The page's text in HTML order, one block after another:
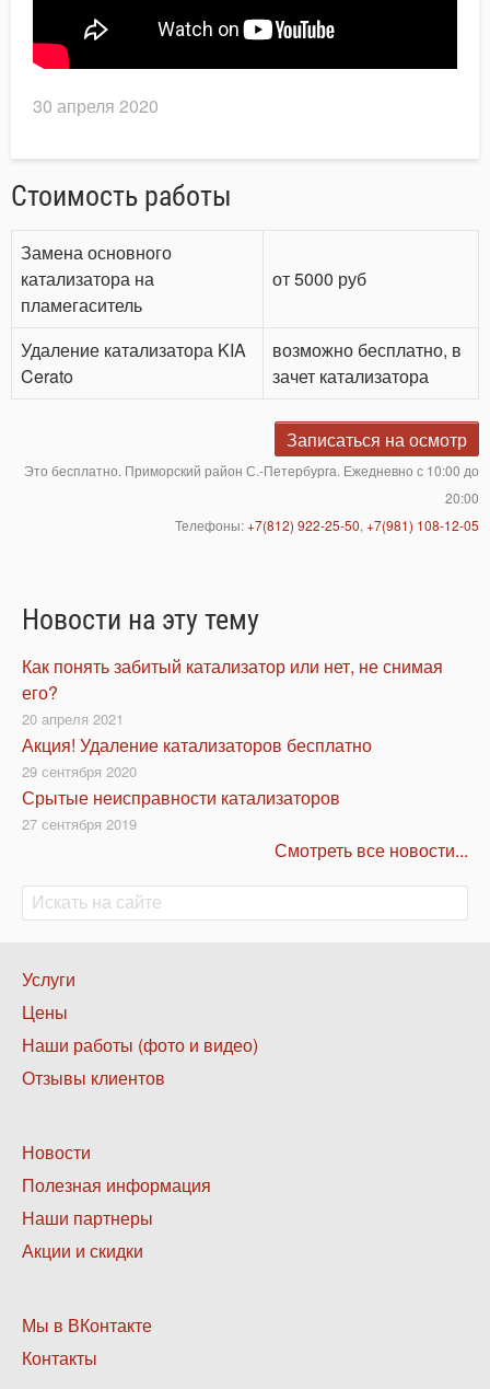
30 апреля 2020
Стоимость работы
Замена основного
катализатора на
пламегаситель
от 5000 руб
Удаление катализатора KIA
Cerato
возможно бесплатно, в
зачет катализатора
Записаться на осмотр
Это бесплатно. Приморский район С.-Петербурга. Ежедневно с 10:00 до
20:00
Телефоны:+7(812) 922-25-50, +7(981) 108-12-05
Новости на эту тему
Как понять забитый катализатор или нет, не снимая
его?
20 апреля 2021
Акция! Удаление катализаторов бесплатно
29 сентября 2020
Срытые неисправности катализаторов
27 сентября 2019
Смотреть все новости...
Поиск
Поиск
Нижнее
меню
1
Услуги
Цены
Наши работы (фото и видео)
Отзывы клиентов
Нижнее
меню
2
Новости
Полезная информация
Наши партнеры
Акции и скидки
Нижнее
меню
Мы в ВКонтакте
Контакты